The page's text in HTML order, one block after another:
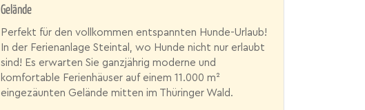
Gelände
Perfekt für den vollkommen entspannten Hunde-Urlaub!
In der Ferienanlage Steintal, wo Hunde nicht nur erlaubt
sind! Es erwarten Sie ganzjährig moderne und
komfortable Ferienhäuser auf einem 11.000 m²
eingezäunten Gelände mitten im Thüringer Wald.